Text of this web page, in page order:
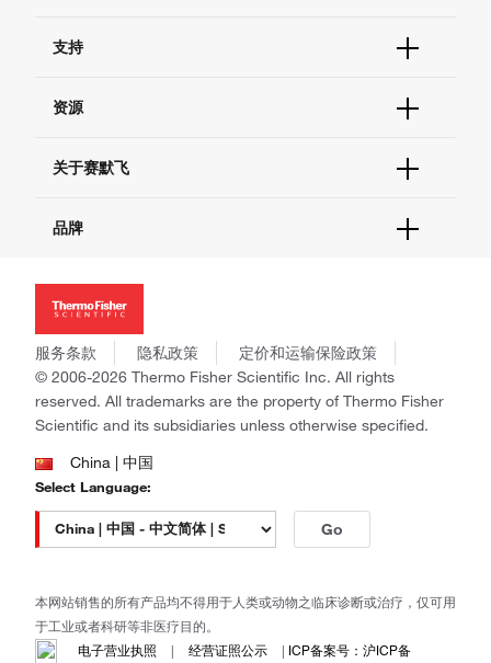
订单支持
现货供应中心
支持
联系我们 - 400 820 8982
查找文件&证书
资源
促销
社交媒体
关于赛默飞
招聘
新闻
社会责任
商标
政策和通知
品牌
Applied Biosystems
Invitrogen
Gibco
Ion Torrent
Unity Lab Services
Patheon
PPD
服务条款 隐私政策
定价和运输保险政策
© 2006-2026 Thermo Fisher Scientific Inc. All rights
reserved. All trademarks are the property of Thermo Fisher
Scientific and its subsidiaries unless otherwise specified.
China | 中国
Select Language:
Go
本网站销售的所有产品均不得用于人类或动物之临床诊断或治疗，仅可用
于工业或者科研等非医疗目的。
电子营业执照
| 经营证照公示 | ICP备案号：沪ICP备